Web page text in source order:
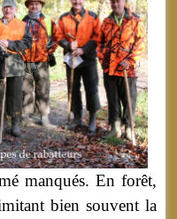
manqués. En forêt,
bien souvent la